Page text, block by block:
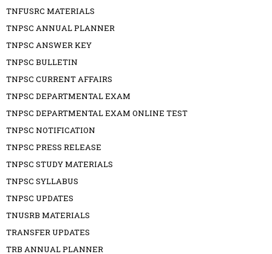
TNFUSRC MATERIALS
TNPSC ANNUAL PLANNER
TNPSC ANSWER KEY
TNPSC BULLETIN
TNPSC CURRENT AFFAIRS
TNPSC DEPARTMENTAL EXAM
TNPSC DEPARTMENTAL EXAM ONLINE TEST
TNPSC NOTIFICATION
TNPSC PRESS RELEASE
TNPSC STUDY MATERIALS
TNPSC SYLLABUS
TNPSC UPDATES
TNUSRB MATERIALS
TRANSFER UPDATES
TRB ANNUAL PLANNER